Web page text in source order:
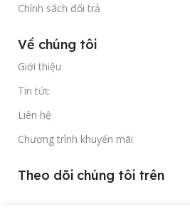
Chính sách đổi trả
Về chúng tôi
Giới thiệu
Tin tức
Liên hệ
Chương trình khuyến mãi
Theo dõi chúng tôi trên